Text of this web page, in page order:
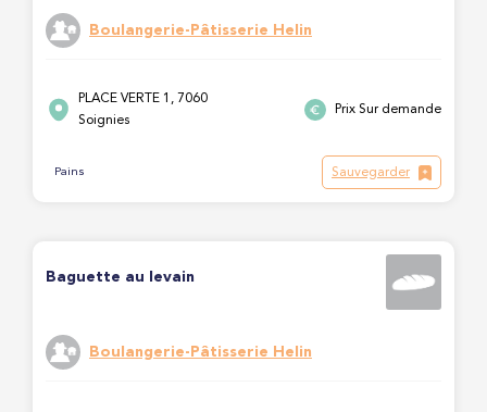
Boulangerie-Pâtisserie Helin
PLACE VERTE 1, 7060
Soignies
Prix Sur demande
Pains Sauvegarder
Baguette au levain
Boulangerie-Pâtisserie Helin